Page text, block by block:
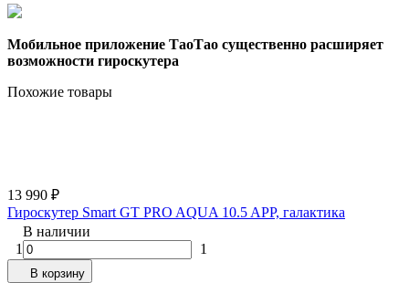
Мобильное приложение ТаоТао существенно расширяет
возможности гироскутера
Похожие товары
13 990 ₽
Гироскутер Smart GT PRO AQUA 10.5 APP, галактика
В наличии
1
1
В корзину